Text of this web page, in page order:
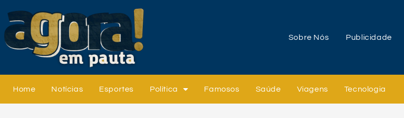
Sobre Nós Publicidade
Home Notícias Esportes Política Famosos Saúde Viagens Tecnologia